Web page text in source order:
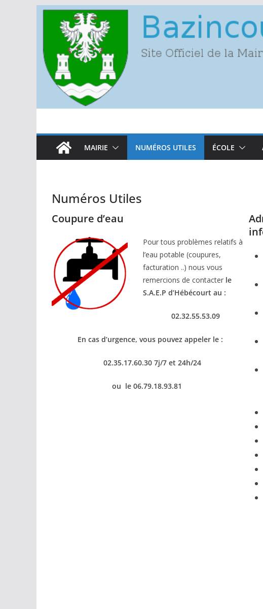
Passer
contenu
MAIRIE NUMÉROS UTILES ÉCOLE
Numéros Utiles
Coupure d’eau
Pour tous problèmes relatifs à
l’eau potable (coupures,
facturation ..) nous vous
remercions de contacter le
S.A.E.P d’Hébécourt au :
02.32.55.53.09
En cas d’urgence, vous pouvez appeler le :
02.35.17.60.30 7j/7 et 24h/24
ou le 06.79.18.93.81